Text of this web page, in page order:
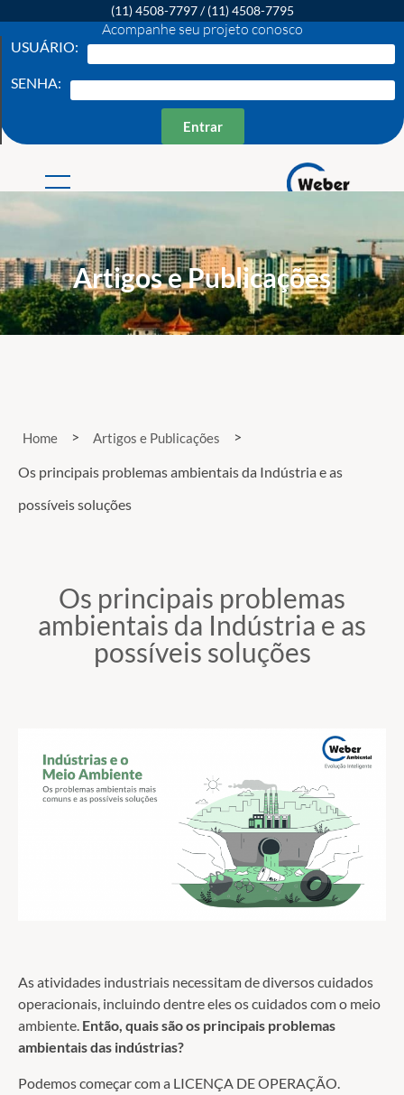
(11) 4508-7797/(11) 4508-7795
Acompanhe seu projeto conosco
USUÁRIO:
SENHA:
Entrar
Artigos e Publicações
Home > Artigos e Publicações >
Os principais problemas ambientais da Indústria e as
possíveis soluções
Os principais problemas
ambientais da Indústria e as
possíveis soluções
As atividades industriais necessitam de diversos cuidados
operacionais, incluindo dentre eles os cuidados com o meio
ambiente. Então, quais são os principais problemas
ambientais das indústrias?
Podemos começar com a LICENÇA DE OPERAÇÃO.